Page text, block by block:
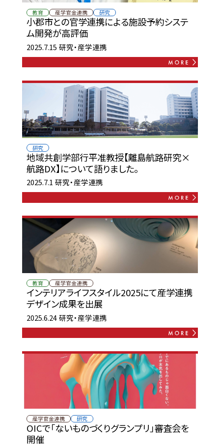
教育 産学官金連携 研究
小郡市との官学連携による施設予約システ
ム開発が高評価
2025.7.15 研究・産学連携
研究
地域共創学部行平准教授【離島航路研究×
航路DX】について語りました。
2025.7.1 研究・産学連携
教育 産学官金連携
インテリアライフスタイル2025にて産学連携
デザイン成果を出展
2025.6.24 研究・産学連携
産学官金連携 研究
OICで「ないものづくりグランプリ」審査会を
開催